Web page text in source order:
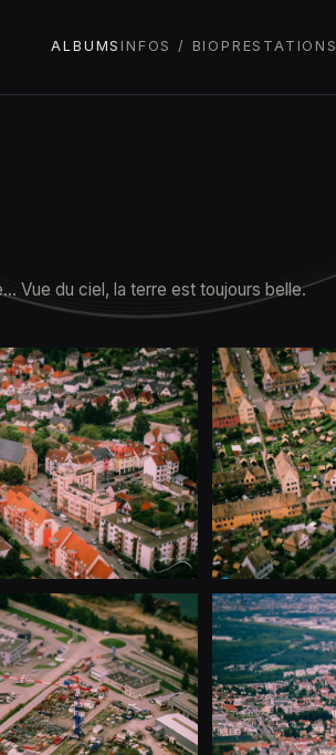
ALBUMS INFOS / BIO PRESTATIONS
Vue du ciel, la terre est toujours belle.